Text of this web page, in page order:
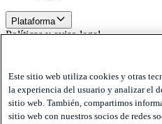
Plataforma
Políticas y aviso legal
Cookies
Disclaimer
Políticas y aviso legal
Este sitio web utiliza cookies y otras
la experiencia del usuario y analizar el
sitio web. También, compartimos
sitio web con nuestros socios de redes